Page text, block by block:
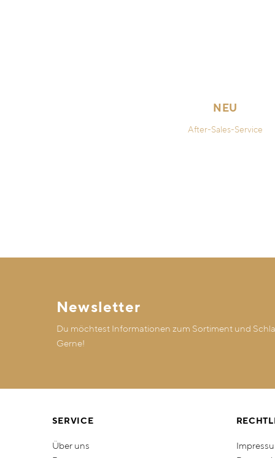
NEU
After-Sales-Service
Newsletter
Du möchtest Informationen zum Sortiment und
Gerne!
SERVICE
Über uns